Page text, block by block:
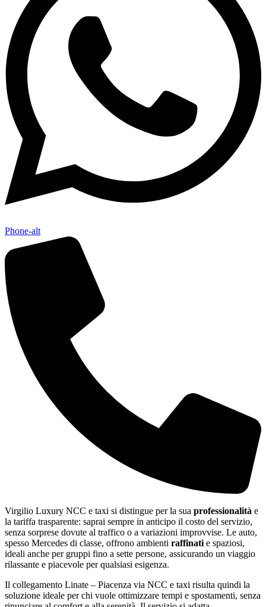
Phone-alt
Virgilio Luxury NCC e taxi si distingue per la sua professionalità e
la tariffa trasparente: saprai sempre in anticipo il costo del servizio,
senza sorprese dovute al traffico o a variazioni improvvise. Le auto,
spesso Mercedes di classe, offrono ambienti raffinati e spaziosi,
ideali anche per gruppi fino a sette persone, assicurando un viaggio
rilassante e piacevole per qualsiasi esigenza.
Il collegamento Linate – Piacenza via NCC e taxi risulta quindi la
soluzione ideale per chi vuole ottimizzare tempi e spostamenti, senza